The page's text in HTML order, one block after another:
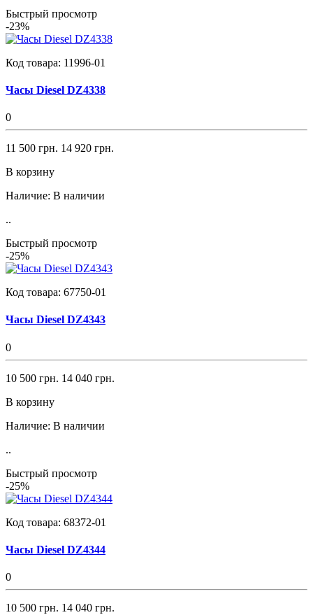
Быстрый просмотр
-23%
Код товара: 11996-01
Часы Diesel DZ4338
0
11 500 грн. 14 920 грн.
В корзину
Наличие: В наличии
..
Быстрый просмотр
-25%
Код товара: 67750-01
Часы Diesel DZ4343
0
10 500 грн. 14 040 грн.
В корзину
Наличие: В наличии
..
Быстрый просмотр
-25%
Код товара: 68372-01
Часы Diesel DZ4344
0
10 500 грн. 14 040 грн.